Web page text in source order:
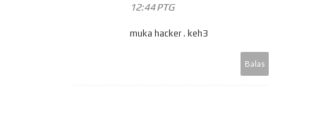
12:44 PTG
muka hacker . keh3
Balas